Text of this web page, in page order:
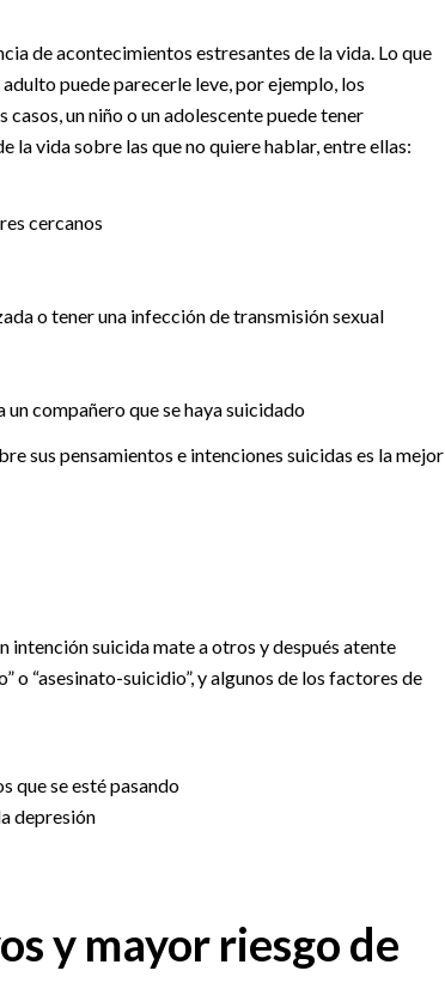
de acontecimientos estresantes de la vida. Lo que
puede parecerle leve, por ejemplo, los
un niño o un adolescente puede tener
vida sobre las que no quiere hablar, entre ellas:
cercanos
o tener una infección de transmisión sexual
compañero que se haya suicidado
sus pensamientos e intenciones suicidas es la mejor
intención suicida mate a otros y después atente
“asesinato-suicidio”, y algunos de los factores de
que se esté pasando
depresión
y mayor riesgo de